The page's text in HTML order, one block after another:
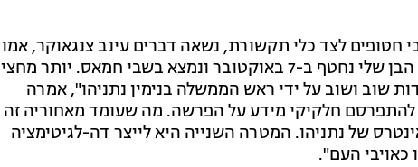
חטופים לצד כלי תקשורת, נשאה דברים עינב צנגאוקר, אמו
של החטוף מתן צנגאוקר. "אדוני השופט, מתן הבן שלי נחטף ב-7 באוקטובר ונמצא בשבי חמאס. יותר מחצי
שוב ושוב על ידי ראש הממשלה בנימין נתניהו", אמרה
להתפרסם חלקיקי מידע על הפרשה. מה שעומד מאחוריה זה
של נתניהו. המטרה השנייה היא לייצר דה-לגיטימציה
כאויבי העם".